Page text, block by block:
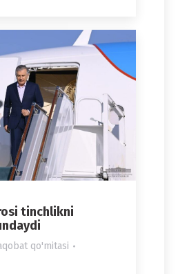
tinchlikni
qo'mitasi